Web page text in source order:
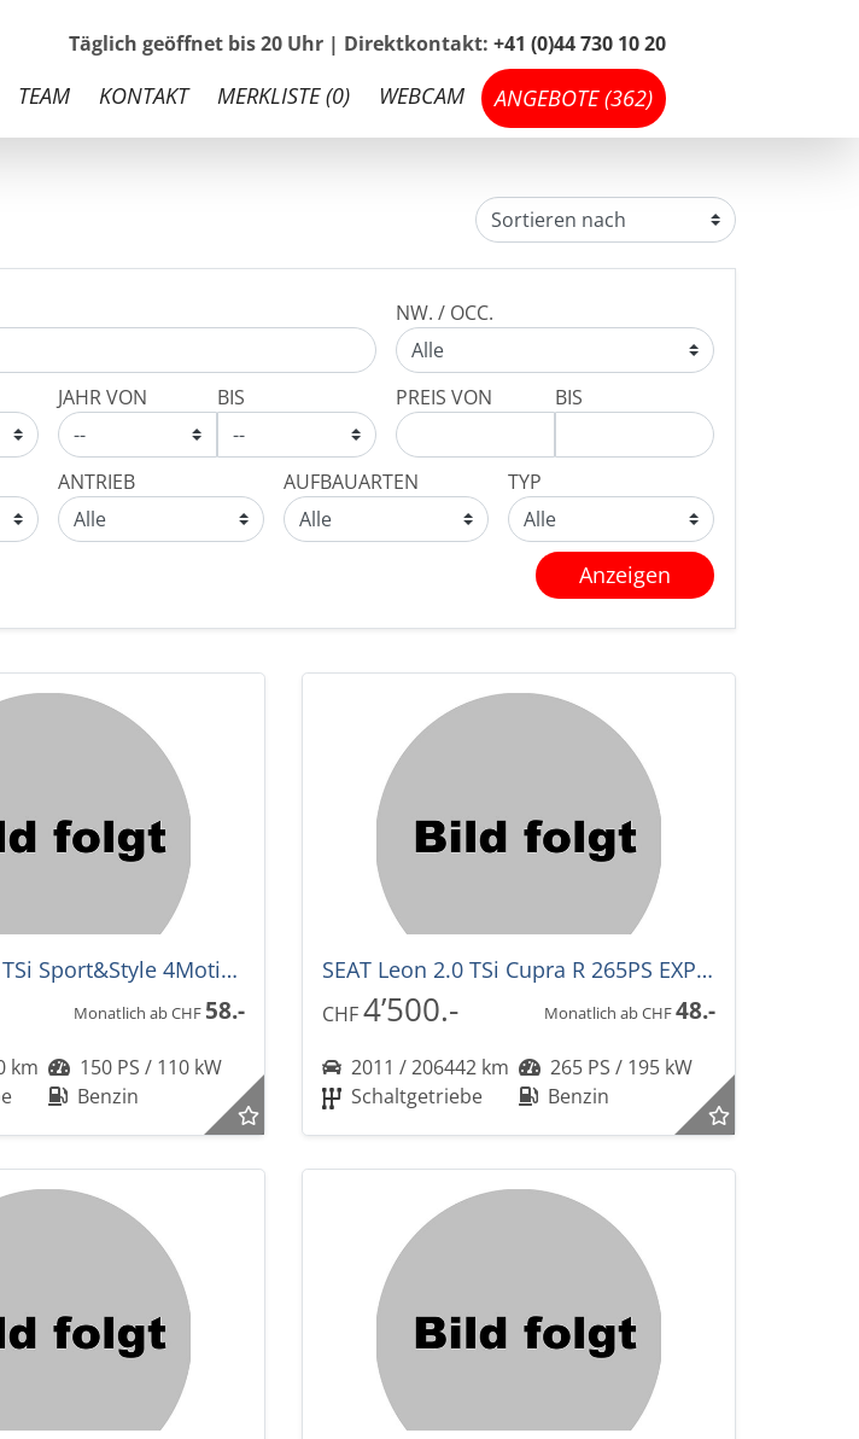
Täglich geöffnet bis 20 Uhr | Direktkontakt: +41 (0)44 730 10 20
TEAM KONTAKT MERKLISTE (0) WEBCAM ANGEBOTE (362)
NW. / OCC.
JAHR VON BIS PREIS VON BIS
ANTRIEB AUFBAUARTEN TYP
Anzeigen
VW Tiguan 1.4 TSi Sport&Style 4Motion
Monatlich ab CHF 58.-
km
150 PS / 110 kW
Benzin
SEAT Leon 2.0 TSi Cupra R 265PS EXPORT
CHF4’500.- Monatlich ab CHF48.-
2011 / 206442 km
265 PS / 195 kW
Schaltgetriebe
Benzin